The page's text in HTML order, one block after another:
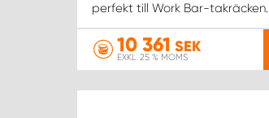
perfekt till Work Bar-takräcken.
10 361 SEK
EXKL. 25 % MOMS